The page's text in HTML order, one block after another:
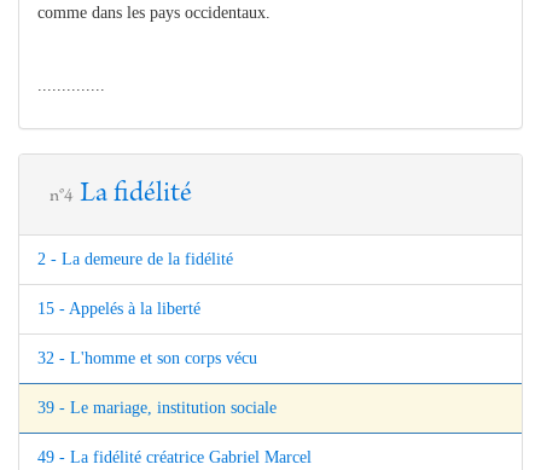
comme dans les pays occidentaux.
n°4 La fidélité
2 - La demeure de la fidélité
15 - Appelés à la liberté
32 - L'homme et son corps vécu
39 - Le mariage, institution sociale
49 - La fidélité créatrice Gabriel Marcel